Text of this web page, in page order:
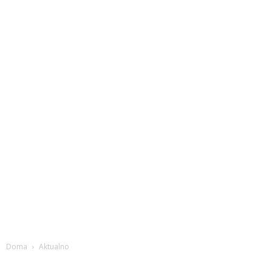
Doma Aktualno